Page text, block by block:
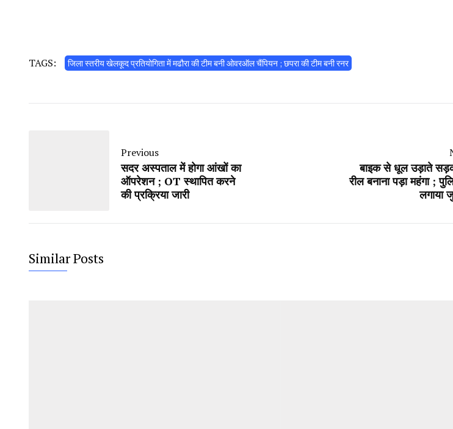
TAGS: जिला स्तरीय खेलकूद प्रतियोगिता में मढौरा की टीम बनी ओवरऑल चैंपियन ; छपरा की टीम बनी रनर
Previous
सदर अस्पताल में होगा आंखों का
ऑपरेशन ; OT स्थापित करने
की प्रक्रिया जारी
बाइक से धूल उड़ाते
रील बनाना पड़ा महंगा ;
लगाया
Similar Posts